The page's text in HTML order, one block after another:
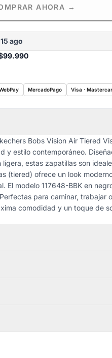
AHORA →
ago
MercadoPago Visa ·
Bobs Vision Air Tiered
y estilo contemporáneo.
estas zapatillas son
(tiered) ofrece un look
El modelo 117648-BBK en
para caminar, trabajar
comodidad y un toque de